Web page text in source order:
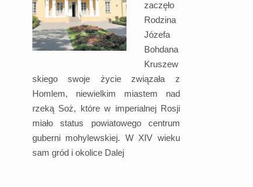
zaczęło
Rodzina
Józefa
Bohdana
Kruszew
skiego swoje życie związała z
Homlem, niewielkim miastem nad
rzeką Soż, które w imperialnej Rosji
miało status powiatowego centrum
guberni mohylewskiej. W XIV wieku
sam gród i okolice Dalej